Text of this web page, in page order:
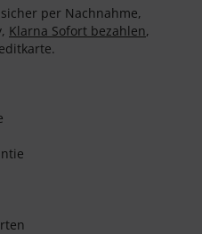
per Nachnahme,
Klarna Sofort bezahlen,